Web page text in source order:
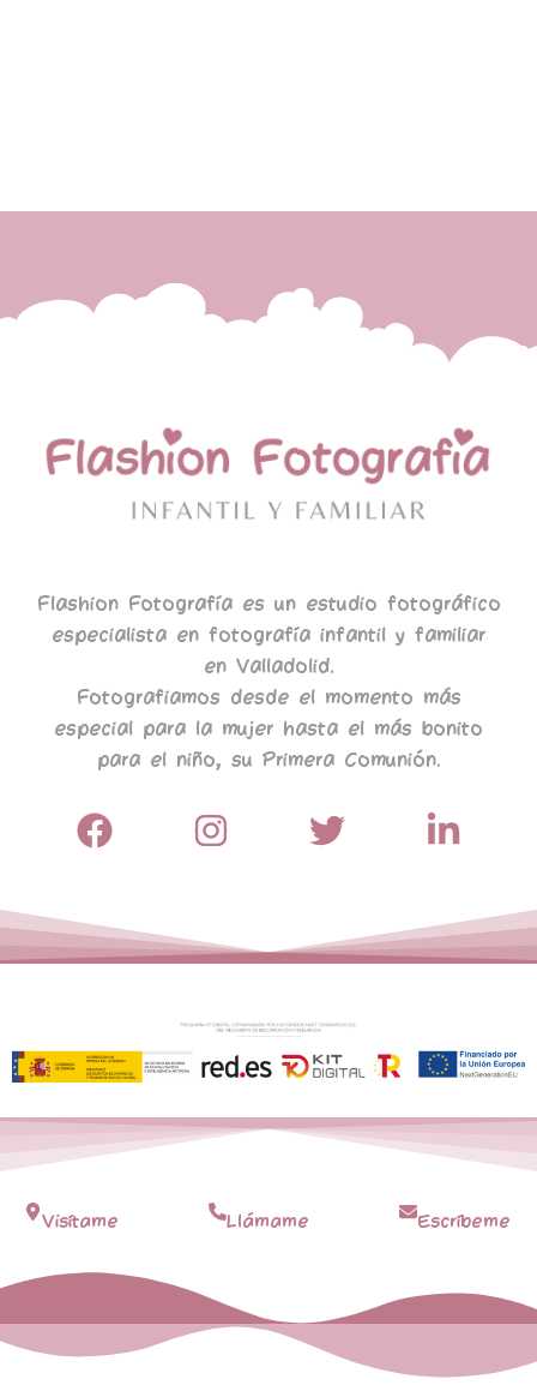
Flashion Fotografía es un estudio fotográfico
especialista en fotografía infantil y familiar
en Valladolid.
Fotografiamos desde el momento más
especial para la mujer hasta el más bonito
para el niño, su Primera Comunión.
Visítame Llámame Escríbeme